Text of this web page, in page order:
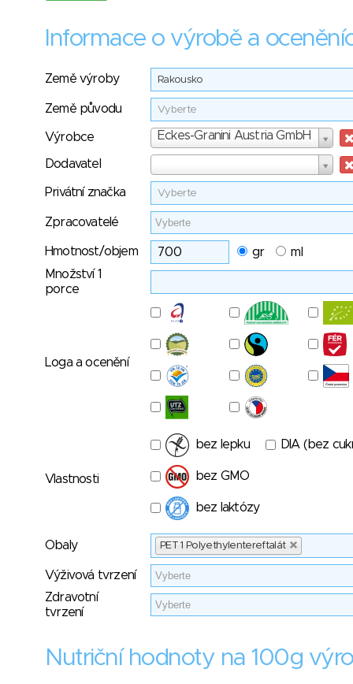
Informace o výrobě a
Země výroby Rakousko
Země původu Vyberte
Výrobce Eckes-Granini Austria GmbH
Výrobce
Dodavatel
Privátní značka Vyberte
Zpracovatelé
Hmotnost/objem gr
ml
Množství 1
porce
Loga a ocenění
Vlastnosti
bez lepku DIA (bez
bez GMO
bez laktózy
Obaly PET 1 Polyethylentereftalát
Výživová tvrzení
Zdravotní
tvrzení
Nutriční hodnoty na 100g